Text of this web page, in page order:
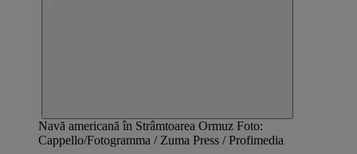
Navă americană în Strâmtoarea Ormuz Foto:
Cappello/Fotogramma / Zuma Press / Profimedia